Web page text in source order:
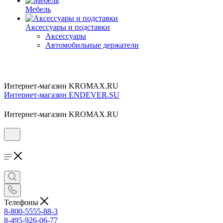
Мебель
Аксессуары и подставки
Аксессуары
Автомобильные держатели
Интернет-магазин KROMAX.RU
Интернет-магазин ENDEVER.SU
Интернет-магазин KROMAX.RU
Телефоны
8-800-5555-88-3
8-495-926-06-77